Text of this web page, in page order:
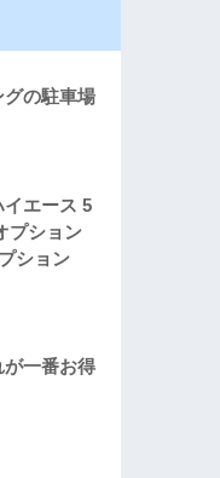
の駐車場
エース 5
プション
ション
一番お得